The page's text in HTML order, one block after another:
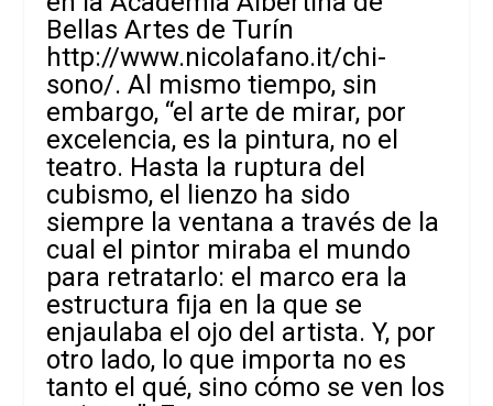
BellasArtes de Turín
http://www.nicolafano.it/chi-
sono/. Al mismo tiempo, sin
embargo, “el arte de mirar, por
excelencia, es la pintura, no el
teatro. Hasta la ruptura del
cubismo, el lienzo ha sido
siempre la ventana a través de la
cual el pintor miraba el mundo
para retratarlo: el marco era la
estructura fija en la que se
enjaulaba el ojo del artista. Y, por
otro lado, lo que importa no es
tanto el qué, sino cómo se ven los